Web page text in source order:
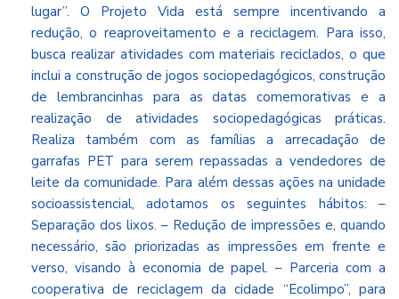
lugar”. O Projeto Vida está sempre incentivando a
redução, o reaproveitamento e a reciclagem. Para isso,
busca realizar atividades com materiais reciclados, o que
inclui a construção de jogos sociopedagógicos, construção
de lembrancinhas para as datas comemorativas e a
realização de atividades sociopedagógicas práticas.
Realiza também com as famílias a arrecadação de
garrafas PET para serem repassadas a vendedores de
leite da comunidade. Para além dessas ações na unidade
socioassistencial, adotamos os seguintes hábitos: –
Separação dos lixos. – Redução de impressões e, quando
necessário, são priorizadas as impressões em frente e
verso, visando à economia de papel. – Parceria com a
cooperativa de reciclagem da cidade “Ecolimpo”, para